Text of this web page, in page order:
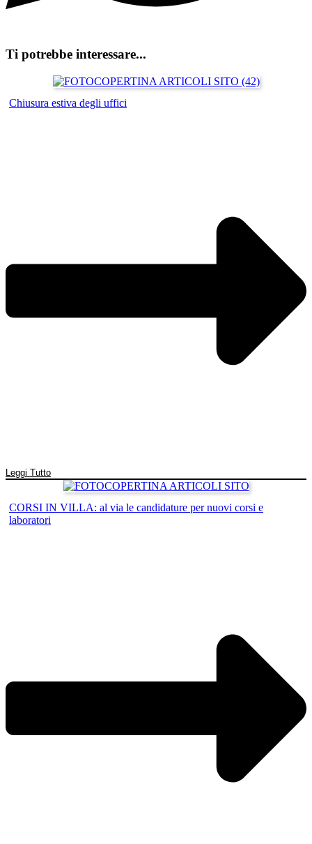
Ti potrebbe interessare...
Chiusura estiva degli uffici
Leggi Tutto
CORSI IN VILLA: al via le candidature per nuovi corsi e
laboratori